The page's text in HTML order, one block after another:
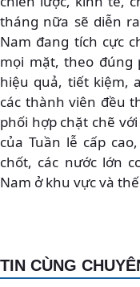
tháng nữa sẽ diễn ra
Nam đang tích cực
mọi mặt, theo đúng
hiệu quả, tiết kiệm,
các thành viên đều
phối hợp chặt chẽ
của Tuần lễ cấp
chốt, các nước lớn
Nam ở khu vực và
TIN CÙNG